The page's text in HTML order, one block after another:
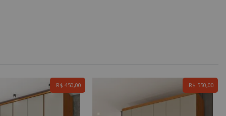
R$ 450,00 R$ 550,00